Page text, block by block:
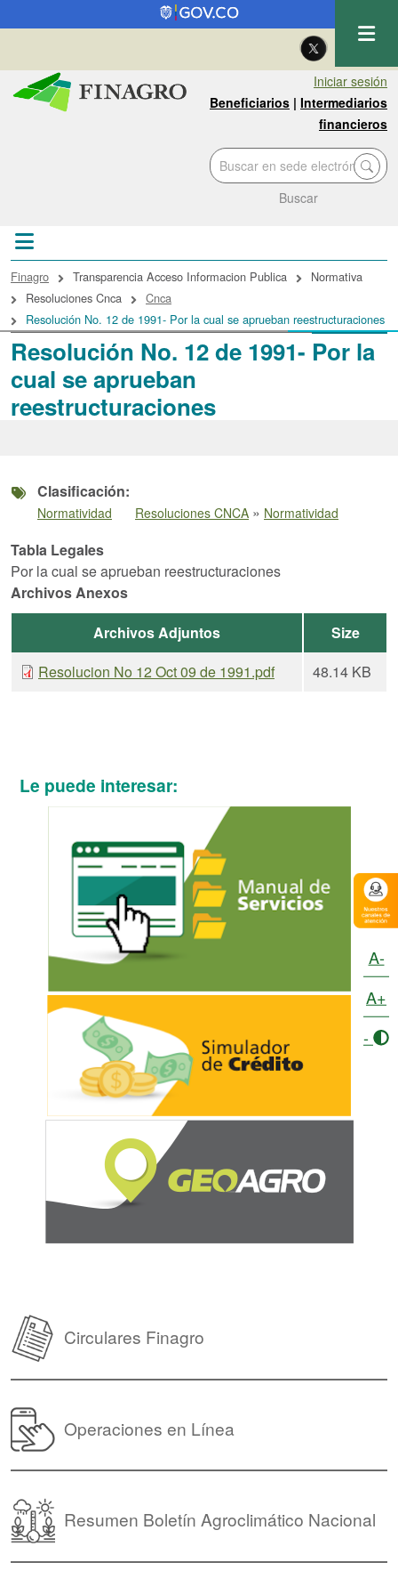
Pasar al contenido principal
| Eng
Iniciar sesión
Beneficiarios | Intermediarios
financieros
Buscar
Resolución No. 12 de 1991- Por la
cual se aprueban
reestructuraciones
enlaces de ayuda a la
Finagro Transparencia Acceso Informacion Publica
Normativa
Resoluciones Cnca
Cnca
Resolución No. 12 de 1991- Por la cual se aprueban reestructuraciones
Clasificación
Normatividad Resoluciones CNCA » Normatividad
Tabla Legales
Por la cual se aprueban reestructuraciones
Archivos Anexos
Archivos Adjuntos
Size
Resolucion No 12 Oct 09 de 1991.pdf
48.14 KB
Le puede interesar:
Circulares Finagro
Operaciones en Línea
Resumen Boletín Agroclimático Nacional
A-
A+
-